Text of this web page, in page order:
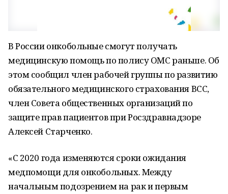
В России онкобольные смогут получать
медицинскую помощь по полису ОМС раньше. Об
этом сообщил член рабочей группы по развитию
обязательного медицинского страхования ВСС,
член Совета общественных организаций по
защите прав пациентов при Росздравнадзоре
Алексей Старченко.
«С 2020 года изменяются сроки ожидания
медпомощи для онкобольных. Между
начальным подозрением на рак и первым